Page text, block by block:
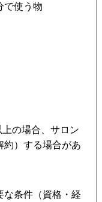
で使う物
の場合、サロン
約）する場合があ
な条件（資格・経